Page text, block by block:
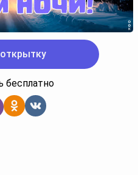
бесплатно